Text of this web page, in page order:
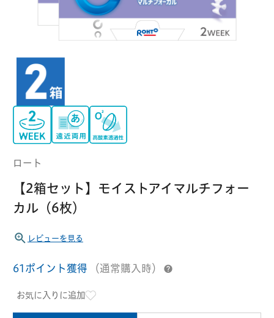
カラー コンタクトレンズ
ハード
ソフト
定期便
ソフト・使い捨て用
ハード用
オプション品
日本アルコン
アイレ
アイミー 東レ
はじめての方へ
おトク定期便
Myクーポン
ご利用案内
当社について
ロート
【2箱セット】モイストアイマルチフォー
カル（6枚）
レビューを見る
61ポイント獲得 （通常購入時）
お気に入りに追加